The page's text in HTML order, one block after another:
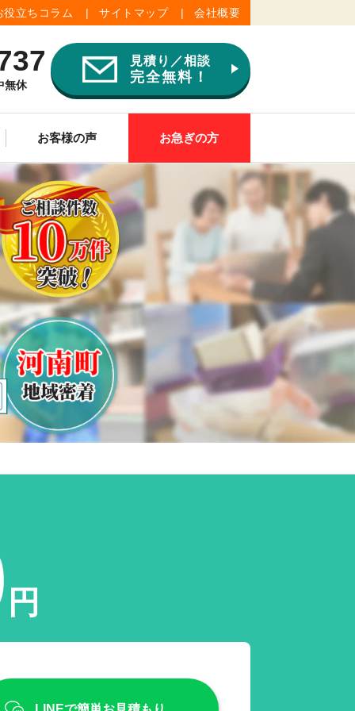
役立ちコラム サイトマップ 会社概要
無休
見積り／相談
完全無料！
ご供養
お客様の声 お急ぎの方
円